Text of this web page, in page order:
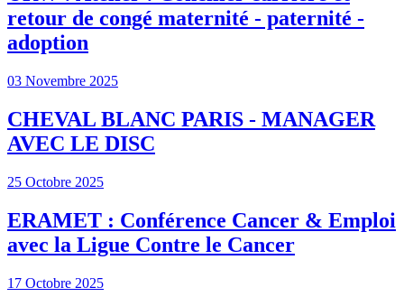
retour de congé maternité - paternité -
adoption
03 Novembre 2025
CHEVAL BLANC PARIS - MANAGER
AVEC LE DISC
25 Octobre 2025
ERAMET : Conférence Cancer & Emploi
avec la Ligue Contre le Cancer
17 Octobre 2025